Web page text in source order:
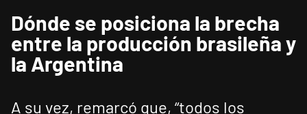
Dónde se posiciona la brecha
entre la producción brasileña y
la Argentina
A su vez, remarcó que, “todos los